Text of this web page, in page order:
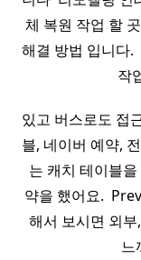
체 복원 작업 할
해결 방법 입니다.
있고 버스로도 접
블, 네이버 예약,
는 캐치 테이블
약을 했어요.
해서 보시면 외
느